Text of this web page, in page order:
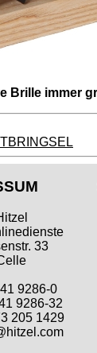
Brille immer
33
9286-0
9286-32
205 1429